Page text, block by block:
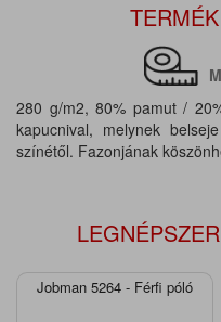
280 g/m2, 80% pamut /
kapucnival, melynek
színétől. Fazonjának
Jobman 5264 - Férfi póló